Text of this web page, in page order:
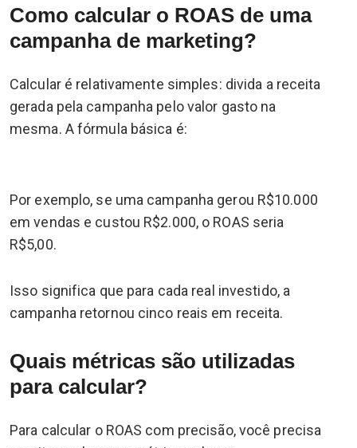
Como calcular o ROAS de uma
campanha de marketing?
Calcular é relativamente simples: divida a receita
gerada pela campanha pelo valor gasto na
mesma. A fórmula básica é:
Por exemplo, se uma campanha gerou R$10.000
em vendas e custou R$2.000, o ROAS seria
R$5,00.
Isso significa que para cada real investido, a
campanha retornou cinco reais em receita.
Quais métricas são utilizadas
para calcular?
Para calcular o ROAS com precisão, você precisa